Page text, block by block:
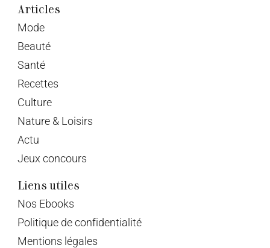
Articles
Mode
Beauté
Santé
Recettes
Culture
Nature & Loisirs
Actu
Jeux concours
Liens utiles
Nos Ebooks
Politique de confidentialité
Mentions légales